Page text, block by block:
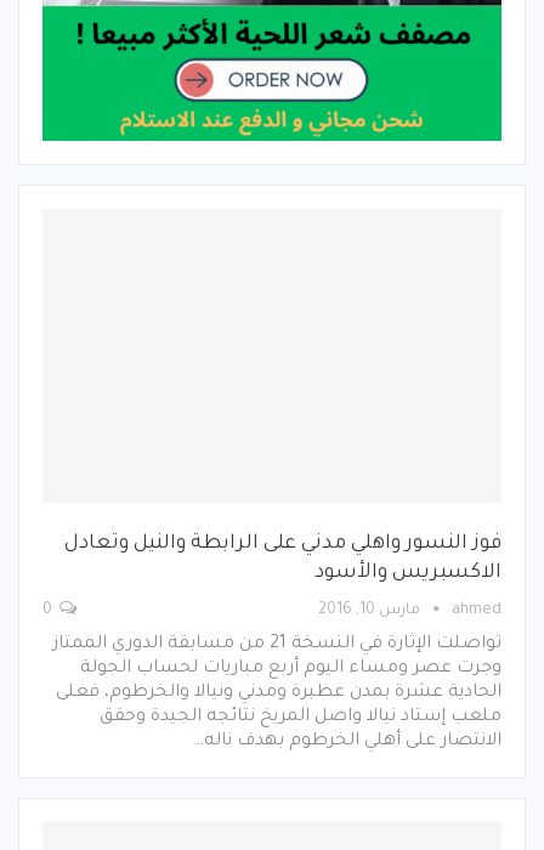
فوز النسور واهلي مدني على الرابطة والنيل وتعادل
الاكسبريس والأسود
ahmed مارس 10, 2016
تواصلت الإثارة في النسخة 21 من مسابقة الدوري الممتاز
وجرت عصر ومساء اليوم أربع مباريات لحساب الجولة
الحادية عشرة بمدن عطبرة ومدني ونيالا والخرطوم، فعلى
ملعب إستاد نيالا واصل المريخ نتائجه الجيدة وحقق
الانتصار على أهلي الخرطوم بهدف ناله…